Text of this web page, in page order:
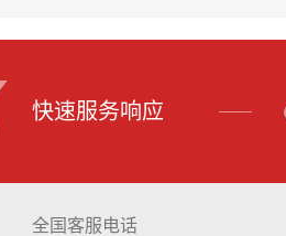
快速服务响应
全国客服电话